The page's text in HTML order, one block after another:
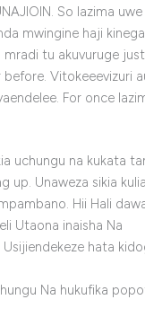
So lazima
mwingine haji
mradi tu akuvuruge
before. Vitokeeevizuri
For once
uchungu na kukata
up. Unaweza sikia
Hii Hali
Utaona inaisha Na
hata
Na hukufika